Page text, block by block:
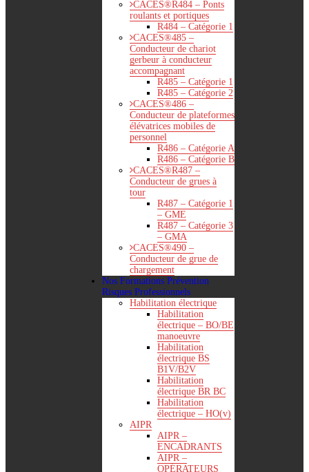
CACES®R484 – Ponts
roulants et portiques
R484 – Catégorie 1
CACES®485 –
Conducteur de chariot
gerbeur à conducteur
accompagnant
R485 – Catégorie 1
R485 – Catégorie 2
CACES®486 –
Conducteur de plateformes
élévatrices mobiles de
personnel
R486 – Catégorie A
R486 – Catégorie B
CACES®R487 –
Conducteur de grues à
tour
R487 – Catégorie 1
– GME
R487 – Catégorie 3
– GMA
CACES®490 –
Conducteur de grue de
chargement
Nos Formations Prévention
Risques Professionnels
Habilitation électrique
Habilitation
électrique – BO/BE
manoeuvre
Habilitation
électrique BS
B1V/B2V
Habilitation
électrique BR BC
Habilitation
électrique – HO(v)
AIPR
AIPR –
ENCADRANTS
AIPR –
OPÉRATEURS